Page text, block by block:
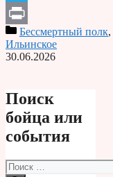
Telegram
PrintБессмертный полк,
Ильинское
30.06.2026
Поиск
бойца или
события
Поиск: